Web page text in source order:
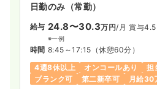
日勤のみ（常勤）
給与 24.8〜30.3万円/月 賞与4.5
※一例
時間 8:45～17:15 （休憩60分）
4週8休以上
オンコールあり
担
ブランク可
第二新卒可 月給30